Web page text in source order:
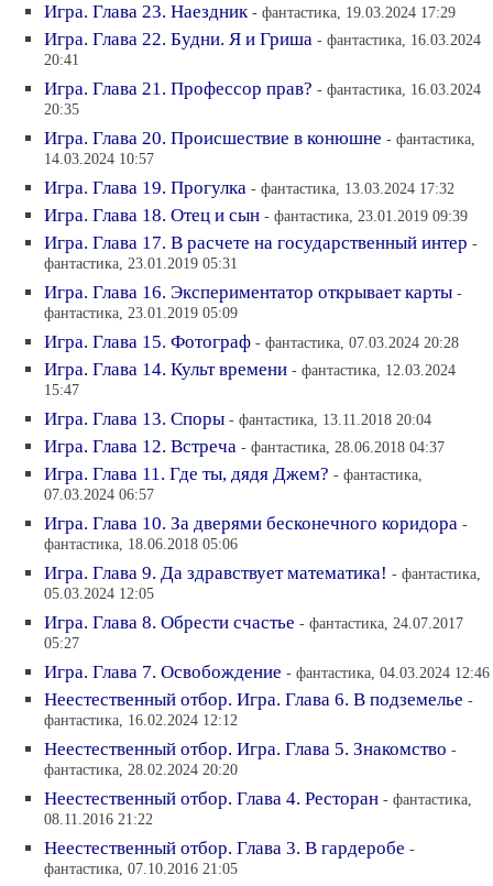
Игра. Глава 23. Наездник - фантастика, 19.03.2024 17:29
Игра. Глава 22. Будни. Я и Гриша - фантастика, 16.03.2024
20:41
Игра. Глава 21. Профессор прав? - фантастика, 16.03.2024
20:35
Игра. Глава 20. Происшествие в конюшне - фантастика,
14.03.2024 10:57
Игра. Глава 19. Прогулка - фантастика, 13.03.2024 17:32
Игра. Глава 18. Отец и сын - фантастика, 23.01.2019 09:39
Игра. Глава 17. В расчете на государственный интер -
фантастика, 23.01.2019 05:31
Игра. Глава 16. Экспериментатор открывает карты -
фантастика, 23.01.2019 05:09
Игра. Глава 15. Фотограф - фантастика, 07.03.2024 20:28
Игра. Глава 14. Культ времени - фантастика, 12.03.2024
15:47
Игра. Глава 13. Споры - фантастика, 13.11.2018 20:04
Игра. Глава 12. Встреча - фантастика, 28.06.2018 04:37
Игра. Глава 11. Где ты, дядя Джем? - фантастика,
07.03.2024 06:57
Игра. Глава 10. За дверями бесконечного коридора -
фантастика, 18.06.2018 05:06
Игра. Глава 9. Да здравствует математика! - фантастика,
05.03.2024 12:05
Игра. Глава 8. Обрести счастье - фантастика, 24.07.2017
05:27
Игра. Глава 7. Освобождение - фантастика, 04.03.2024 12:46
Неестественный отбор. Игра. Глава 6. В подземелье -
фантастика, 16.02.2024 12:12
Неестественный отбор. Игра. Глава 5. Знакомство -
фантастика, 28.02.2024 20:20
Неестественный отбор. Глава 4. Ресторан - фантастика,
08.11.2016 21:22
Неестественный отбор. Глава 3. В гардеробе -
фантастика, 07.10.2016 21:05